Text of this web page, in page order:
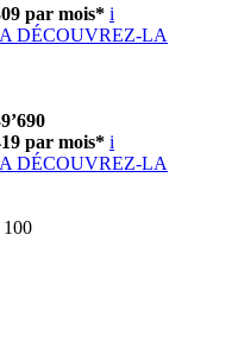
par mois* i
DÉCOUVREZ-LA
par mois* i
DÉCOUVREZ-LA